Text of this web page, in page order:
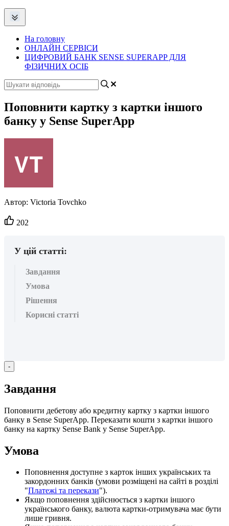
На головну
ОНЛАЙН СЕРВІСИ
ЦИФРОВИЙ БАНК SENSE SUPERAPP ДЛЯ
ФІЗИЧНИХ ОСІБ
Поповнити картку з картки іншого
банку у Sense SuperApp
Автор: Victoria Tovchko
Кількість
вподобайок:
202
У цій статті:
Завдання
Умова
Рішення
Корисні статті
-
Завдання
Поповнити дебетову або кредитну картку з картки іншого
банку в Sense SuperApp. Переказати кошти з картки іншого
банку на картку Sense Bank у Sense SuperApp.
Умова
Поповнення доступне з карток інших українських та
закордонних банків (умови розміщені на сайті в розділі
"Платежі та перекази").
Якщо поповнення здійснюється з картки іншого
українського банку, валюта картки-отримувача має бути
лише гривня.